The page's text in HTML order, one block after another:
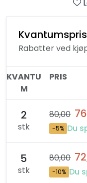
Rabatter ved
KVANTU
M
PRIS
2
stk
80,00
-5% Du
5
stk
80,00
-10% Du